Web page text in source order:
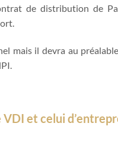
de distribution de
mais il devra au
et celui